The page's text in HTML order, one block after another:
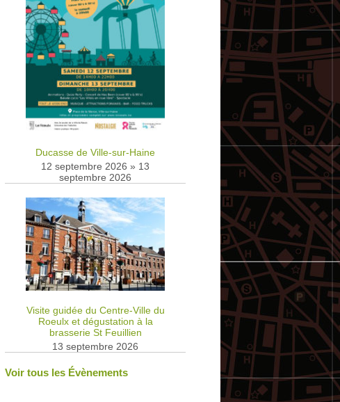
Ducasse de Ville-sur-Haine
12 septembre 2026 » 13
septembre 2026
Visite guidée du Centre-Ville du
Roeulx et dégustation à la
brasserie St Feuillien
13 septembre 2026
Voir tous les Évènements